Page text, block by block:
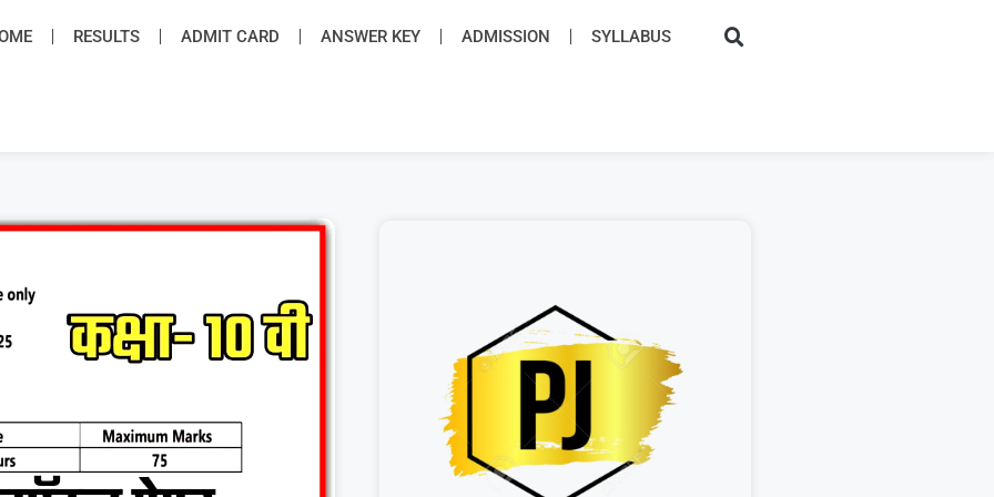
RESULTS ADMIT CARD ANSWER KEY ADMISSION​ SYLLABUS​